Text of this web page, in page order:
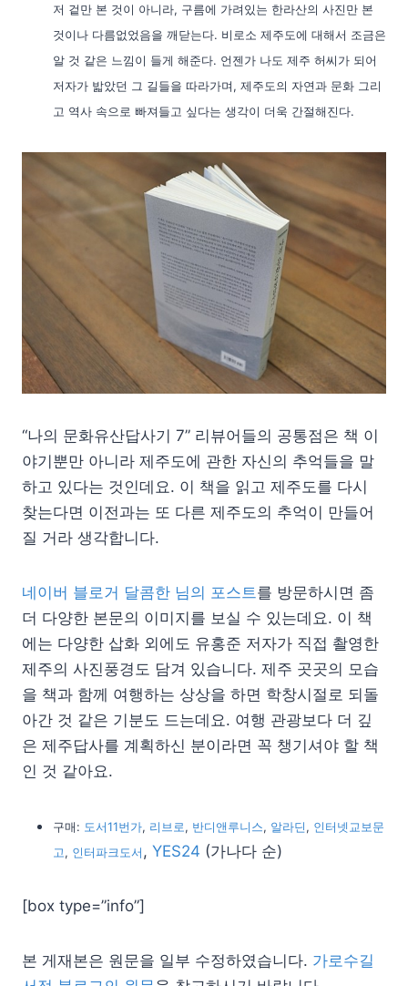
저 겉만 본 것이 아니라, 구름에 가려있는 한라산의 사진만 본
것이나 다름없었음을 깨닫는다. 비로소 제주도에 대해서 조금은
알 것 같은 느낌이 들게 해준다. 언젠가 나도 제주 허씨가 되어
저자가 밟았던 그 길들을 따라가며, 제주도의 자연과 문화 그리
고 역사 속으로 빠져들고 싶다는 생각이 더욱 간절해진다.
“나의 문화유산답사기 7” 리뷰어들의 공통점은 책 이
야기뿐만 아니라 제주도에 관한 자신의 추억들을 말
하고 있다는 것인데요. 이 책을 읽고 제주도를 다시
찾는다면 이전과는 또 다른 제주도의 추억이 만들어
질 거라 생각합니다.
네이버 블로거 달콤한 님의 포스트 를 방문하시면 좀
더 다양한 본문의 이미지를 보실 수 있는데요. 이 책
에는 다양한 삽화 외에도 유홍준 저자가 직접 촬영한
제주의 사진풍경도 담겨 있습니다. 제주 곳곳의 모습
을 책과 함께 여행하는 상상을 하면 학창시절로 되돌
아간 것 같은 기분도 드는데요. 여행 관광보다 더 깊
은 제주답사를 계획하신 분이라면 꼭 챙기셔야 할 책
인 것 같아요.
구매: 도서11번가, 리브로, 반디앤루니스, 알라딘, 인터넷교보문
고, 인터파크도서 , YES24 (가나다 순)
[box type=”info”]
본 게재본은 원문을 일부 수정하였습니다. 가로수길